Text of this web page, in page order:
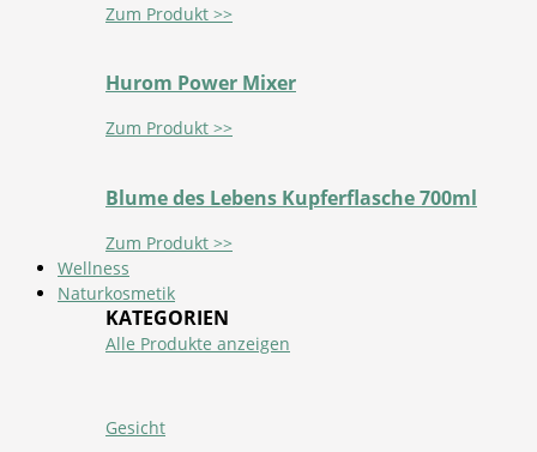
Zum Produkt >>
Hurom Power Mixer
Zum Produkt >>
Blume des Lebens Kupferflasche 700ml
Zum Produkt >>
Wellness
Naturkosmetik
KATEGORIEN
Alle Produkte anzeigen
Gesicht